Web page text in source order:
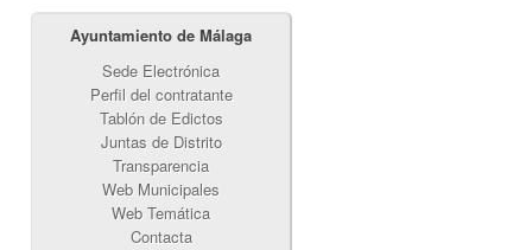
Ayuntamiento de Málaga
Sede Electrónica
Perfil del contratante
Tablón de Edictos
Juntas de Distrito
Transparencia
Web Municipales
Web Temática
Contacta